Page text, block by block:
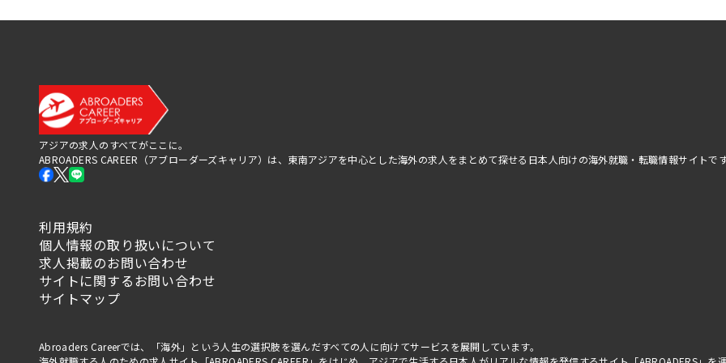
アジアの求人のすべてがここに。
ABROADERS CAREER（アブローダーズキャリア）は、東南アジアを中心とした海外の求人をまとめて探せる日本人向けの海外就職・転職情報サイトです
利用規約
個人情報の取り扱いについて
求人掲載のお問い合わせ
サイトに関するお問い合わせ
サイトマップ
Abroaders Careerでは、「海外」という人生の選択肢を選んだすべての人に向けてサービスを展開しています。